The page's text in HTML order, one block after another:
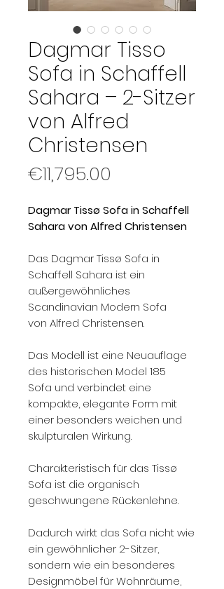
Dagmar Tisso
Sofa in Schaffell
Sahara – 2-Sitzer
von Alfred
Christensen
€11,795.00
Dagmar Tissø Sofa in Schaffell
Sahara von Alfred Christensen
Das Dagmar Tissø Sofa in
Schaffell Sahara ist ein
außergewöhnliches
Scandinavian Modern Sofa
von Alfred Christensen.
Das Modell ist eine Neuauflage
des historischen Model 185
Sofa und verbindet eine
kompakte, elegante Form mit
einer besonders weichen und
skulpturalen Wirkung.
Charakteristisch für das Tissø
Sofa ist die organisch
geschwungene Rückenlehne.
Dadurch wirkt das Sofa nicht wie
ein gewöhnlicher 2-Sitzer,
sondern wie ein besonderes
Designmöbel für Wohnräume,